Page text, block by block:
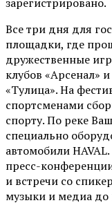
Все три дня для
площадки, где
дружественные
клубов «Арсенал»
«Тулица». На
спортсменами
спорту. По реке
специально
автомобили
пресс-
и встречи со
музыки и медиа до